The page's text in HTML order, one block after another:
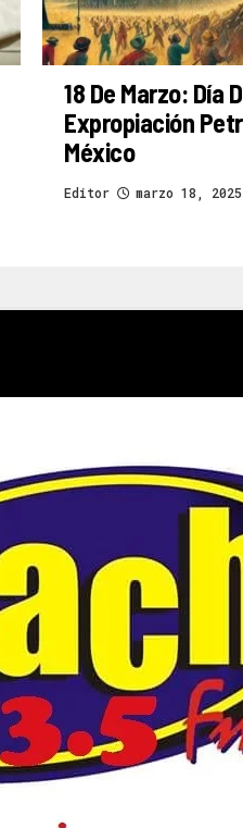
18 De Marzo: Día
Expropiación
México
Editor marzo 18, 2025